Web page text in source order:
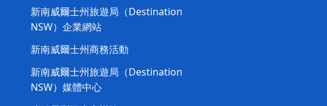
新南威爾士州旅遊局（Destination
NSW）企業網站
新南威爾士州商務活動
新南威爾士州旅遊局（Destination
NSW）媒體中心